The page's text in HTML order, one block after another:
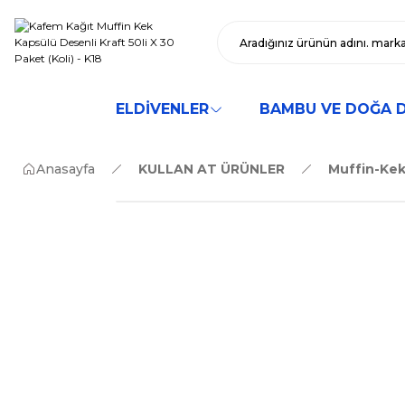
ELDİVENLER BAMBU VE DOĞA
Anasayfa KULLAN AT ÜRÜNLER Muffin-